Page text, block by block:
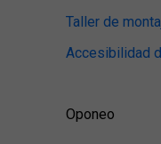
Taller de
Accesibilidad
Oponeo